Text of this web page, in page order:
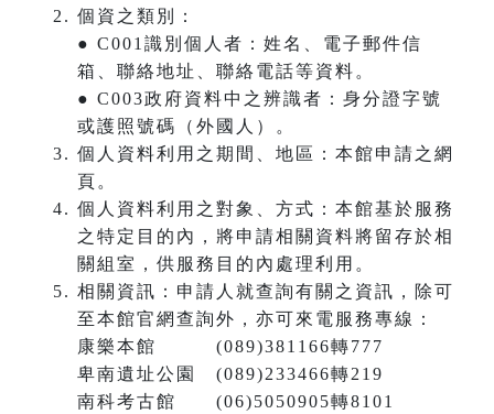
個資之類別：
● C001識別個人者：姓名、電子郵件信
箱、聯絡地址、聯絡電話等資料。
● C003政府資料中之辨識者：身分證字號
或護照號碼（外國人）。
個人資料利用之期間、地區：本館申請之網
頁。
個人資料利用之對象、方式：本館基於服務
之特定目的內，將申請相關資料將留存於相
關組室，供服務目的內處理利用。
相關資訊：申請人就查詢有關之資訊，除可
至本館官網查詢外，亦可來電服務專線：
康樂本館 (089)381166轉777
卑南遺址公園 (089)233466轉219
南科考古館 (06)5050905轉8101